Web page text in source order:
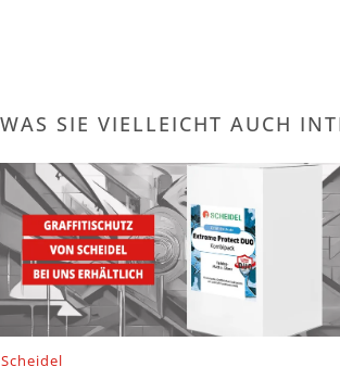
WAS SIE VIELLEICHT AUCH
Scheidel